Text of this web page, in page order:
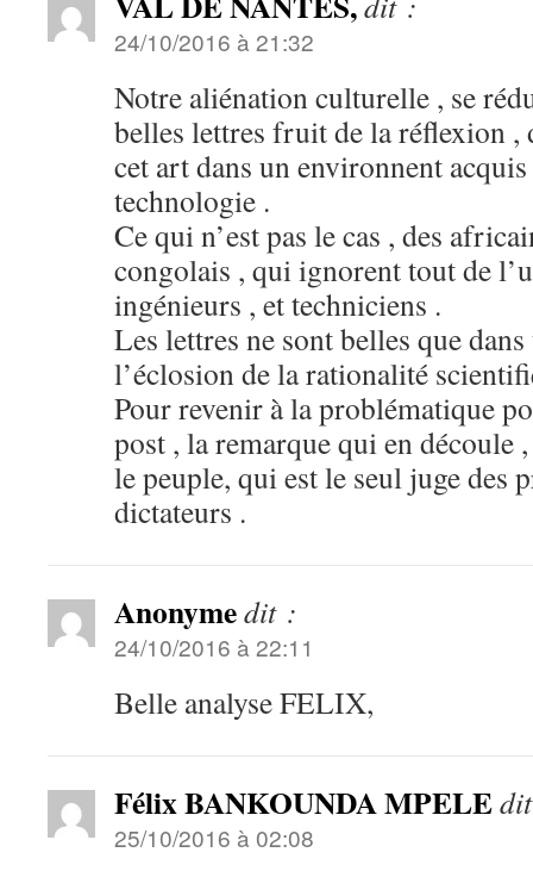
24/10/2016 à 21:32
Notre aliénation culturelle , se
belles lettres fruit de la réflexion ,
cet art dans un environnent
technologie .
Ce qui n’est pas le cas , des
congolais , qui ignorent tout de
ingénieurs , et techniciens .
Les lettres ne sont belles que
l’éclosion de la rationalité
Pour revenir à la problématique
post , la remarque qui en découle ,
le peuple, qui est le seul juge des
dictateurs .
Anonymedit :
24/10/2016 à 22:11
Belle analyse FELIX,
Félix BANKOUNDA MPELE
25/10/2016 à 02:08